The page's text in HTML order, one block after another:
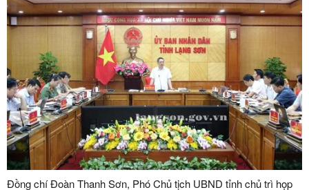
Đồng chí Đoàn Thanh Sơn, Phó Chủ tịch UBND tỉnh chủ trì họp